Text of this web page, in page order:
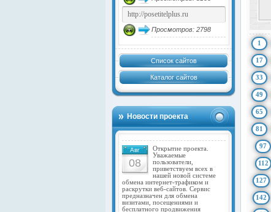
Просмотров: 2798
Список сайтов
Каталог сайтов
Новости проекта
Авг
08
Открытие проекта.
Уважаемые
пользователи,
приветствуем всех в
нашей новой системе
обмена интернет-трафиком и
раскрутки веб-сайтов. Сервис
предназначен для обмена
визитами, посещениями и
бесплатного продвижения
1
17
33
49
65
81
97
112
127
142